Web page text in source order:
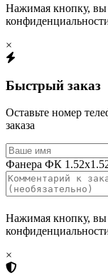
Нажимая кнопку, вы
×
Быстрый заказ
Оставьте номер
заказа
Фанера ФК
Нажимая кнопку, вы
×